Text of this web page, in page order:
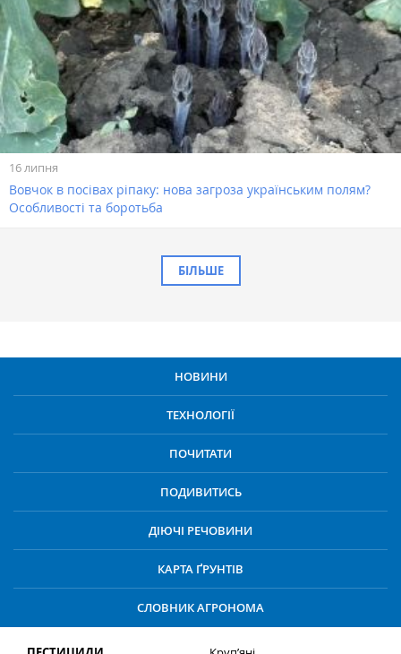
16 липня
Вовчок в посівах ріпаку: нова загроза українським полям?
Особливості та боротьба
БІЛЬШЕ
НОВИНИ
ТЕХНОЛОГІЇ
ПОЧИТАТИ
ПОДИВИТИСЬ
ДІЮЧІ РЕЧОВИНИ
КАРТА ҐРУНТІВ
СЛОВНИК АГРОНОМА